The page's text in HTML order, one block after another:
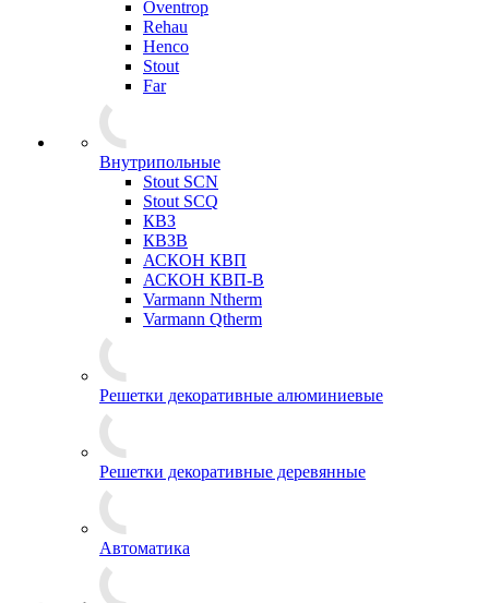
Oventrop
Rehau
Henco
Stout
Far
Внутрипольные
Stout SCN
Stout SCQ
КВЗ
КВЗВ
АСКОН КВП
АСКОН КВП-В
Varmann Ntherm
Varmann Qtherm
Решетки декоративные алюминиевые
Решетки декоративные деревянные
Автоматика